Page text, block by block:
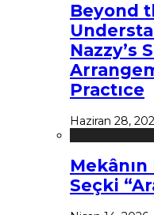
Beyond
Nazzy’s
Practıce
Haziran 28,
Seçki